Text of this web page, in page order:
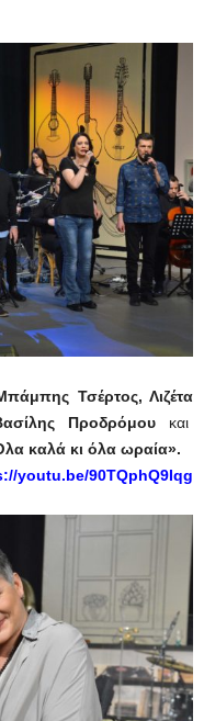
Τσέρτος, Λιζέτα
Προδρόμου και
καλά κι όλα ωραία».
youtu.be/90TQphQ9Iqg